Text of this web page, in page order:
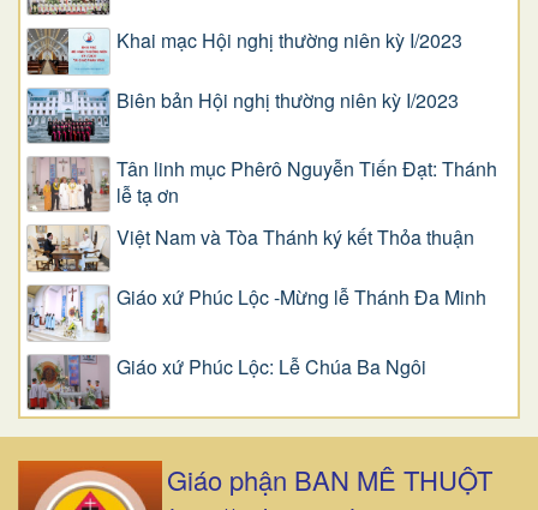
Khai mạc Hội nghị thường niên kỳ I/2023
Biên bản Hội nghị thường niên kỳ I/2023
Tân linh mục Phêrô Nguyễn Tiến Đạt: Thánh
lễ tạ ơn
Việt Nam và Tòa Thánh ký kết Thỏa thuận
Giáo xứ Phúc Lộc -Mừng lễ Thánh Đa Minh
Giáo xứ Phúc Lộc: Lễ Chúa Ba Ngôi
Giáo phận BAN MÊ THUỘT